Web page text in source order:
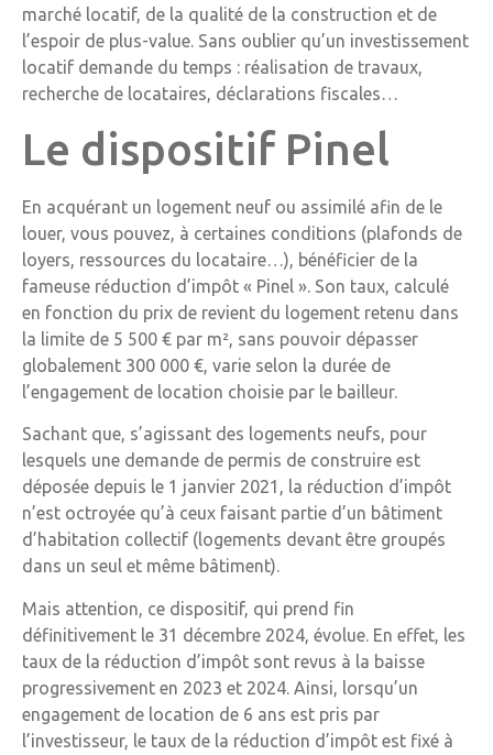
marché locatif, de la qualité de la construction et de
l’espoir de plus-value. Sans oublier qu’un investissement
locatif demande du temps : réalisation de travaux,
recherche de locataires, déclarations fiscales…
Le dispositif Pinel
En acquérant un logement neuf ou assimilé afin de le
louer, vous pouvez, à certaines conditions (plafonds de
loyers, ressources du locataire…), bénéficier de la
fameuse réduction d’impôt « Pinel ». Son taux, calculé
en fonction du prix de revient du logement retenu dans
la limite de 5 500 € par m², sans pouvoir dépasser
globalement 300 000 €, varie selon la durée de
l’engagement de location choisie par le bailleur.
Sachant que, s’agissant des logements neufs, pour
lesquels une demande de permis de construire est
déposée depuis le 1 janvier 2021, la réduction d’impôt
n’est octroyée qu’à ceux faisant partie d’un bâtiment
d’habitation collectif (logements devant être groupés
dans un seul et même bâtiment).
Mais attention, ce dispositif, qui prend fin
définitivement le 31 décembre 2024, évolue. En effet, les
taux de la réduction d’impôt sont revus à la baisse
progressivement en 2023 et 2024. Ainsi, lorsqu’un
engagement de location de 6 ans est pris par
l’investisseur, le taux de la réduction d’impôt est fixé à